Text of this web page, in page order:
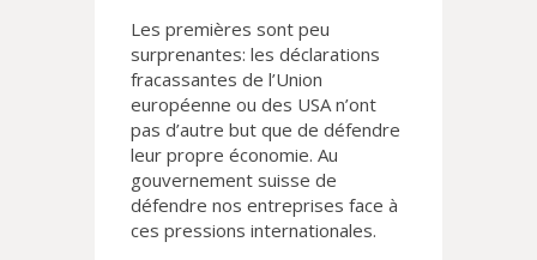
Les premières sont peu
surprenantes: les déclarations
fracassantes de l’Union
européenne ou des USA n’ont
pas d’autre but que de défendre
leur propre économie. Au
gouvernement suisse de
défendre nos entreprises face à
ces pressions internationales.